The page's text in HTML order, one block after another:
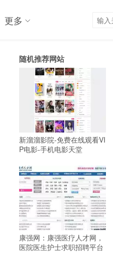
更多
随机推荐网站
新溜溜影院-免费在线观看VI
P电影-手机电影天堂
康强网：康强医疗人才网，
医院医生护士求职招聘平台